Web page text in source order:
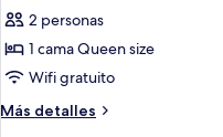
de
Habitación
doble
1
2 personas
1 cama Queen size
Wifi gratuito
Más detalles
Más